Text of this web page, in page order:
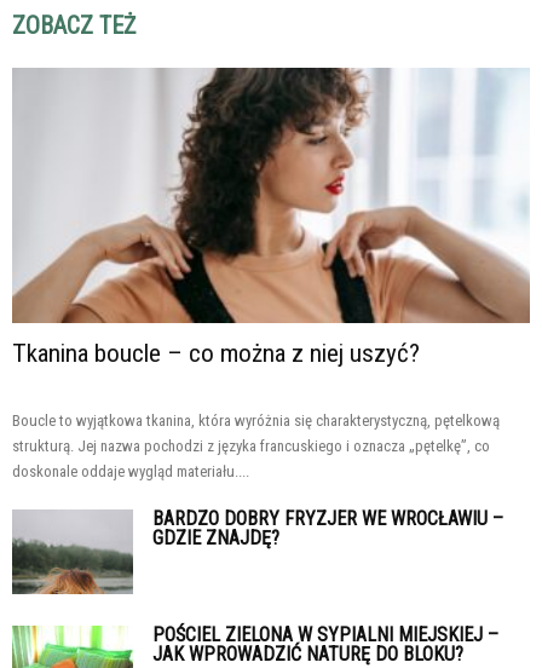
ZOBACZ TEŻ
Tkanina boucle – co można z niej uszyć?
Boucle to wyjątkowa tkanina, która wyróżnia się charakterystyczną, pętelkową
strukturą. Jej nazwa pochodzi z języka francuskiego i oznacza „pętelkę”, co
doskonale oddaje wygląd materiału....
BARDZO DOBRY FRYZJER WE WROCŁAWIU –
GDZIE ZNAJDĘ?
POŚCIEL ZIELONA W SYPIALNI MIEJSKIEJ –
JAK WPROWADZIĆ NATURĘ DO BLOKU?